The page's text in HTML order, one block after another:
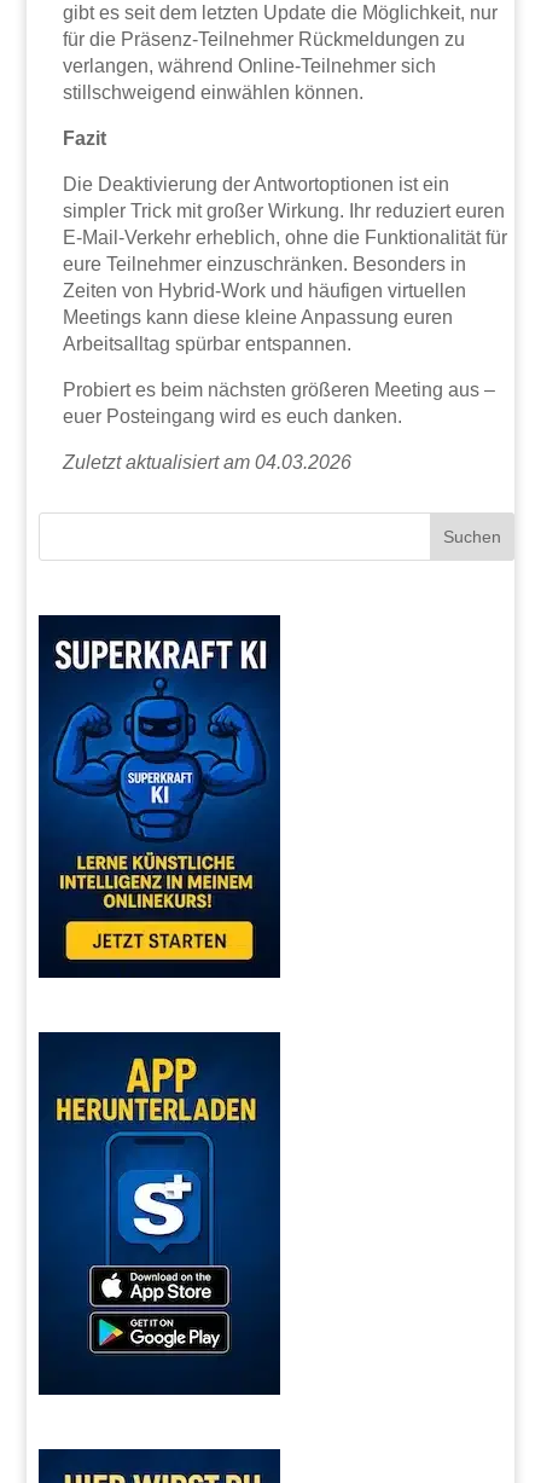
gibt es seit dem letzten Update die Möglichkeit, nur
für die Präsenz-Teilnehmer Rückmeldungen zu
verlangen, während Online-Teilnehmer sich
stillschweigend einwählen können.
Fazit
Die Deaktivierung der Antwortoptionen ist ein
simpler Trick mit großer Wirkung. Ihr reduziert euren
E-Mail-Verkehr erheblich, ohne die Funktionalität für
eure Teilnehmer einzuschränken. Besonders in
Zeiten von Hybrid-Work und häufigen virtuellen
Meetings kann diese kleine Anpassung euren
Arbeitsalltag spürbar entspannen.
Probiert es beim nächsten größeren Meeting aus –
euer Posteingang wird es euch danken.
Zuletzt aktualisiert am 04.03.2026